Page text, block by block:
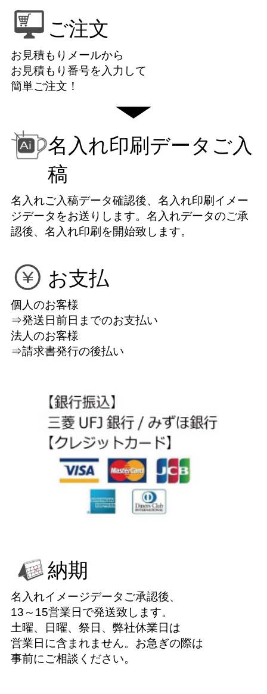
ご注文
お見積もりメールから
お見積もり番号を入力して
簡単ご注文！
名入れ印刷データご入
稿
名入れご入稿データ確認後、名入れ印刷イメー
ジデータをお送りします。名入れデータのご承
認後、名入れ印刷を開始致します。
お支払
個人のお客様
⇒発送日前日までのお支払い
法人のお客様
⇒請求書発行の後払い
納期
名入れイメージデータご承認後、
13～15営業日で発送致します。
土曜、日曜、祭日、弊社休業日は
営業日に含まれません。お急ぎの際は
事前にご相談ください。